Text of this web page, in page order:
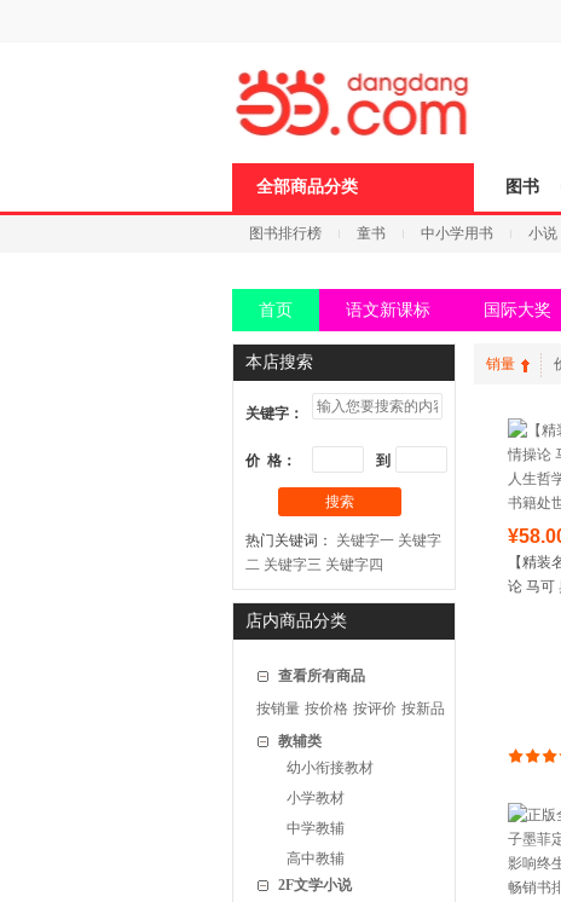
全部商品分类 图书
图书排行榜 童书 中小学用书 小说
首页 语文新课标 国际大奖
本店搜索
关键字：
价 格： 到
搜索
热门关键词： 关键字一 关键字
二 关键字三 关键字四
店内商品分类
查看所有商品
按销量 按价格 按评价 按新品
教辅类
幼小衔接教材
小学教材
中学教辅
高中教辅
2F文学小说
销量
【精
论 马可